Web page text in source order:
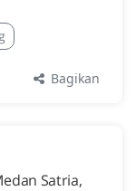
Bagikan
Satria,